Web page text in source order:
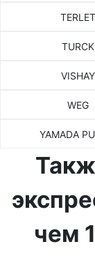
TERLET
TURCK
VISHAY
WEG
YAMADA
чем